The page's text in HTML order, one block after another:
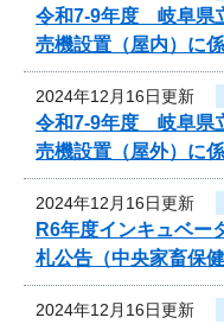
令和7‐9年度 岐阜県
売機設置（屋内）に
2024年12月16日更新
令和7‐9年度 岐阜県
売機設置（屋外）に
2024年12月16日更新
R6年度インキュベー
札公告（中央家畜保健
2024年12月16日更新